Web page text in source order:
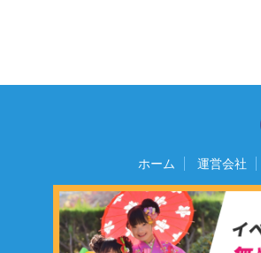
ホーム 運営会社